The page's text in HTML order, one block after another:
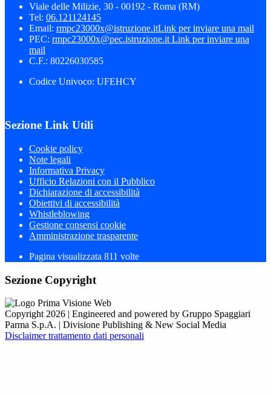
Viale delle Milizie, 30 - 00192 - Roma (RM)
Tel: 06.121124145
Email: rmpc23000x@istruzione.itLink per inviare una mail
PEC: rmpc23000x@pec.istruzione.it Link per inviare una
mail
C.F.: 80226030585
Codice Univoco: UFEHCY
Sezione Link Utili
Cookie policy
Note legali
Informativa Privacy
Ufficio Relazioni con il Pubblico
Dichiarazione di accessibilità
Obiettivi di accessibilità
Whistleblowing
Gestione consensi cookie
Amministrazione trasparente
Pagina visualizzata 811 volte
Sezione Copyright
Copyright 2026 | Engineered and powered by Gruppo Spaggiari
Parma S.p.A. | Divisione Publishing & New Social Media
Disclaimer trattamento dati personali